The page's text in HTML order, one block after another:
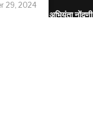
बेरोजगार अभियंता नोंदणी
29, 2024